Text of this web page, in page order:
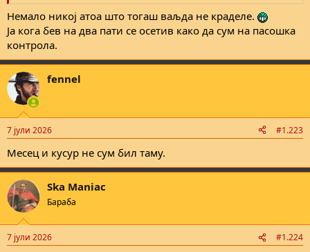
Немало никој атоа што тогаш ваљда не краделе.
Ја кога бев на два пати се осетив како да сум на пасошка
контрола.
fennel
7 јули 2026 #1.223
Месец и кусур не сум бил таму.
Ska Maniac
Бараба
7 јули 2026 #1.224